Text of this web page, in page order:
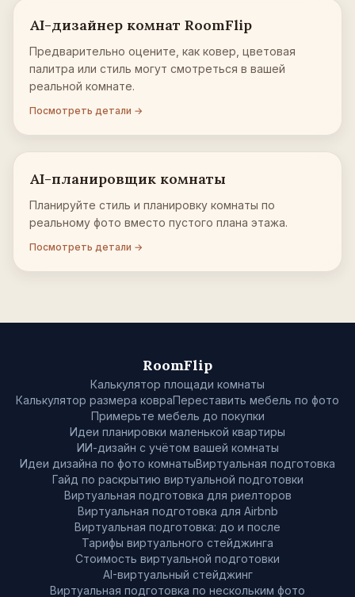
AI-дизайнер комнат RoomFlip
Предварительно оцените, как ковер, цветовая
палитра или стиль могут смотреться в вашей
реальной комнате.
Посмотреть детали →
AI-планировщик комнаты
Планируйте стиль и планировку комнаты по
реальному фото вместо пустого плана этажа.
Посмотреть детали →
RoomFlip
Калькулятор площади комнаты
Калькулятор размера ковраПереставить мебель по фото
Примерьте мебель до покупки
Идеи планировки маленькой квартиры
ИИ-дизайн с учётом вашей комнаты
Идеи дизайна по фото комнатыВиртуальная подготовка
Гайд по раскрытию виртуальной подготовки
Виртуальная подготовка для риелторов
Виртуальная подготовка для Airbnb
Виртуальная подготовка: до и после
Тарифы виртуального стейджинга
Стоимость виртуальной подготовки
AI-виртуальный стейджинг
Виртуальная подготовка по нескольким фото